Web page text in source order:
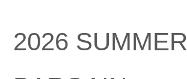
2026 SUMMER